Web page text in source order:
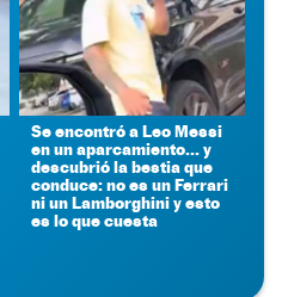
Se encontró a Leo Messi
en un aparcamiento... y
descubrió la bestia que
conduce: no es un Ferrari
ni un Lamborghini y esto
es lo que cuesta